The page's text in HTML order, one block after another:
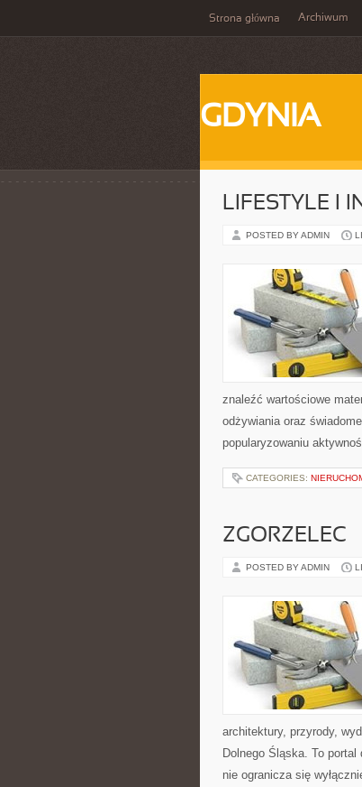
Strona główna Archiwum
GDYNIA
LIFESTYLE I
POSTED BY ADMIN
znaleźć wartościowe
odżywiania oraz
popularyzowaniu
CATEGORIES:
ZGORZELEC
POSTED BY ADMIN
architektury, przyrody,
Dolnego Śląska. To
nie ogranicza się